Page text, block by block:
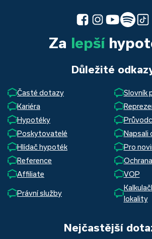
Za lepší
Důležité
Časté dotazy
Slovník
Kariéra
Hypotéky
Poskytovatelé
Napsali
Hlídač hypoték
Pro
Reference
Affiliate
VOP
Právní služby
lokality
Nejčastější